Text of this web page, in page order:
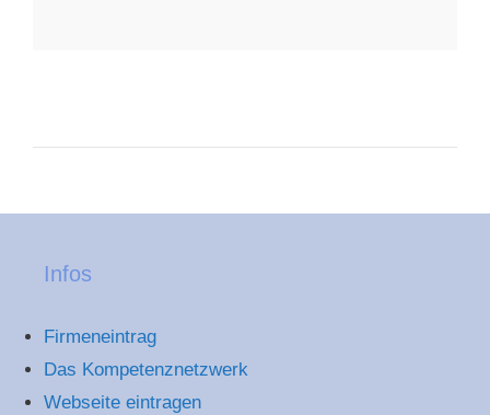
Infos
Firmeneintrag
Das Kompetenznetzwerk
Webseite eintragen